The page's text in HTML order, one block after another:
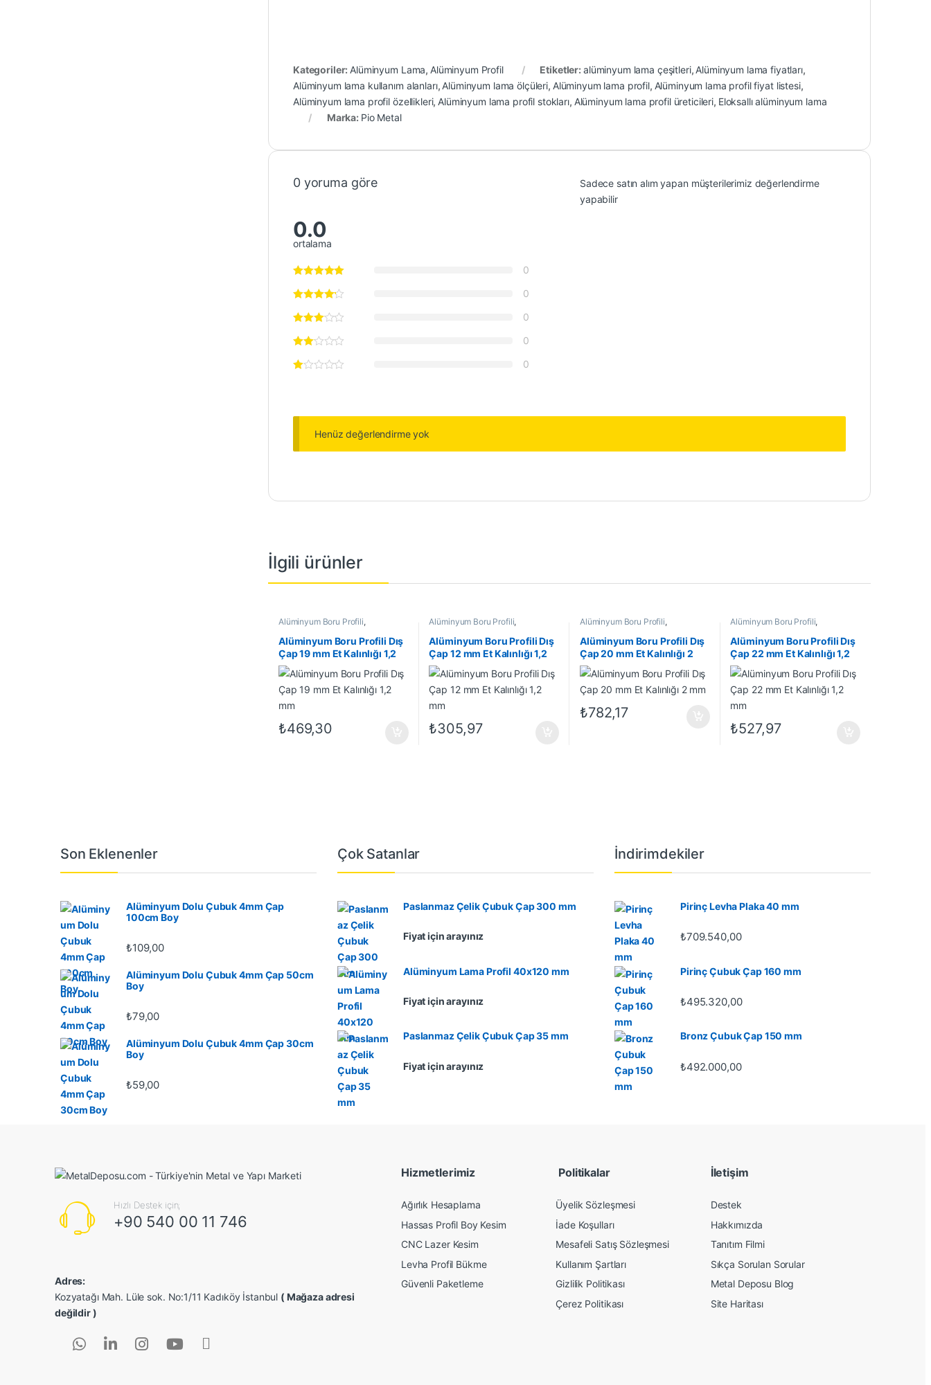
Kategoriler: Alüminyum Lama, Alüminyum Profil Etiketler: alüminyum lama çeşitleri, Alüminyum lama fiyatları,
Alüminyum lama kullanım alanları, Alüminyum lama ölçüleri, Alüminyum lama profil, Alüminyum lama profil fiyat listesi,
Alüminyum lama profil özellikleri, Alüminyum lama profil stokları, Alüminyum lama profil üreticileri, Eloksallı alüminyum lama
Marka: Pio Metal
0 yoruma göre
0.0
ortalama
0
0
0
0
0
Sadece satın alım yapan müşterilerimiz değerlendirme
yapabilir
Henüz değerlendirme yok
İlgili ürünler
Alüminyum Boru Profili,
Alüminyum Profil
İndirimli Ürünler
Alüminyum Boru Profili Dış
Çap 19 mm Et Kalınlığı 1,2
mm
₺469,30
Alüminyum Boru Profili,
Alüminyum Profil
İndirimli Ürünler
Alüminyum Boru Profili Dış
Çap 12 mm Et Kalınlığı 1,2
mm
₺305,97
Alüminyum Boru Profili,
Alüminyum Profil
İndirimli Ürünler
Alüminyum Boru Profili Dış
Çap 20 mm Et Kalınlığı 2
mm
₺782,17
Alüminyum Boru Profili,
Alüminyum Profil
İndirimli Ürünler
Alüminyum Boru Profili Dış
Çap 22 mm Et Kalınlığı 1,2
mm
₺527,97
Son Eklenenler
Alüminyum Dolu Çubuk 4mm Çap
100cm Boy
₺109,00
Alüminyum Dolu Çubuk 4mm Çap 50cm
Boy
₺79,00
Alüminyum Dolu Çubuk 4mm Çap 30cm
Boy
₺59,00
Çok Satanlar
Paslanmaz Çelik Çubuk Çap 300 mm
Fiyat için arayınız
Alüminyum Lama Profil 40x120 mm
Fiyat için arayınız
Paslanmaz Çelik Çubuk Çap 35 mm
Fiyat için arayınız
İndirimdekiler
Pirinç Levha Plaka 40 mm
₺709.540,00
Pirinç Çubuk Çap 160 mm
₺495.320,00
Bronz Çubuk Çap 150 mm
₺492.000,00
Hızlı Destek için;
+90 540 00 11 746
Adres:
Kozyatağı Mah. Lüle sok. No:1/11 Kadıköy İstanbul ( Mağaza adresi
değildir )
Hizmetlerimiz
Ağırlık Hesaplama
Hassas Profil Boy Kesim
CNC Lazer Kesim
Levha Profil Bükme
Güvenli Paketleme
Politikalar
Üyelik Sözleşmesi
İade Koşulları
Mesafeli Satış Sözleşmesi
Kullanım Şartları
Gizlilik Politikası
Çerez Politikası
İletişim
Destek
Hakkımızda
Tanıtım Filmi
Sıkça Sorulan Sorular
Metal Deposu Blog
Site Haritası